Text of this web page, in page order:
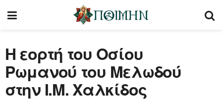
Η εορτή του Οσίου
Ρωμανού του Μελωδού
στην Ι.Μ. Χαλκίδος